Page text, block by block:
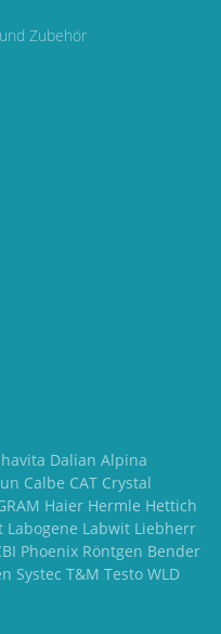
Zubehör
Dalian Alpina
Calbe CAT Crystal
Haier Hermle Hettich
Labogene Labwit Liebherr
Phoenix Röntgen Bender
Systec T&M Testo WLD